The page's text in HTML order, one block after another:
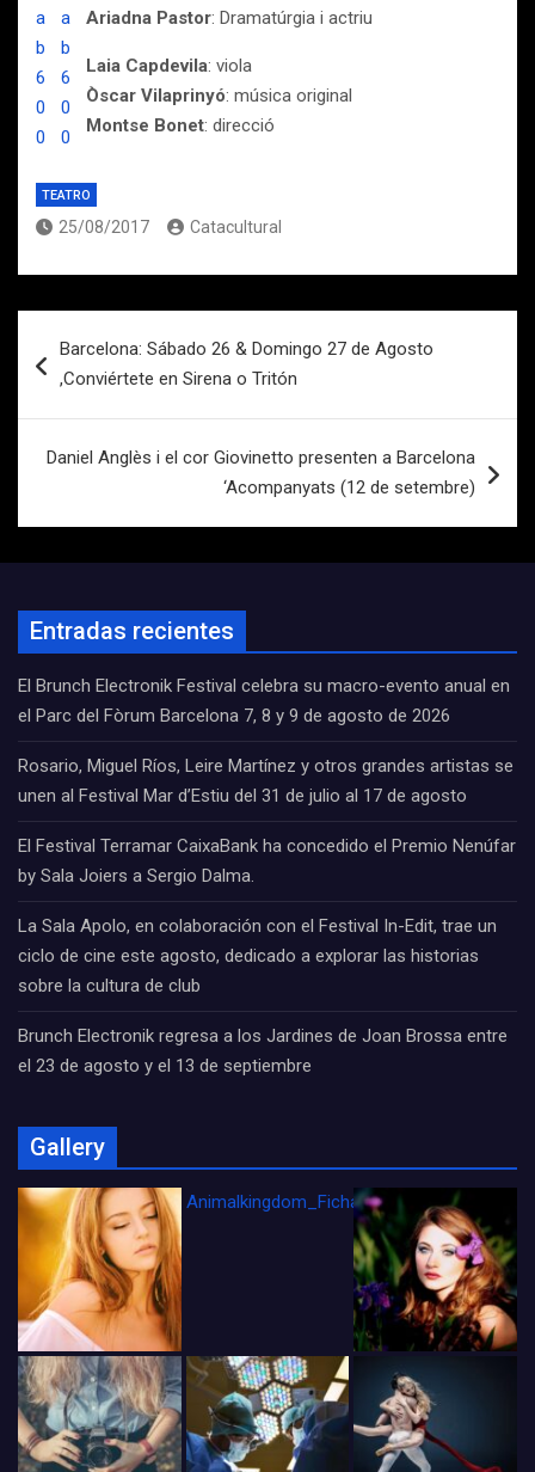
Ariadna Pastor: Dramatúrgia i actriu
Laia Capdevila: viola
Òscar Vilaprinyó: música original
Montse Bonet: direcció
TEATRO
25/08/2017 Catacultural
de
Barcelona: Sábado 26 & Domingo 27 de Agosto
,Conviértete en Sirena o Tritón
Daniel Anglès i el cor Giovinetto presenten a Barcelona
‘Acompanyats (12 de setembre)
Entradas recientes
El Brunch Electronik Festival celebra su macro-evento anual en
el Parc del Fòrum Barcelona 7, 8 y 9 de agosto de 2026
Rosario, Miguel Ríos, Leire Martínez y otros grandes artistas se
unen al Festival Mar d’Estiu del 31 de julio al 17 de agosto
El Festival Terramar CaixaBank ha concedido el Premio Nenúfar
by Sala Joiers a Sergio Dalma.
La Sala Apolo, en colaboración con el Festival In-Edit, trae un
ciclo de cine este agosto, dedicado a explorar las historias
sobre la cultura de club
Brunch Electronik regresa a los Jardines de Joan Brossa entre
el 23 de agosto y el 13 de septiembre
Gallery
Animalkingdom_FichaCine